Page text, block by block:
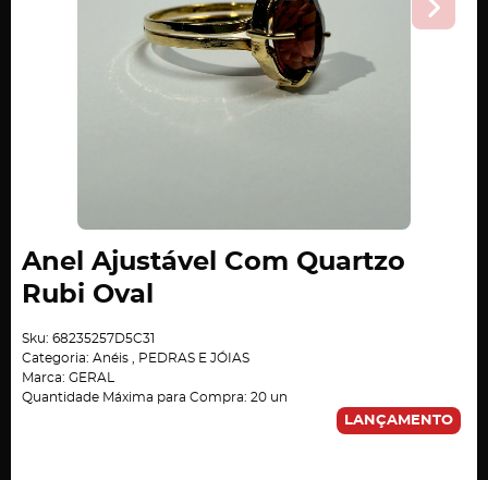
Anel Ajustável Com Quartzo
Rubi Oval
Sku: 68235257D5C31
Categoria: Anéis
PEDRAS E JÓIAS
Marca: GERAL
Quantidade Máxima para Compra: 20 un
LANÇAMENTO